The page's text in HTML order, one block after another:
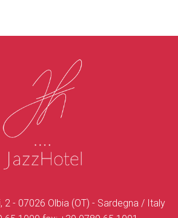
2 - 07026 Olbia (OT) - Sardegna / Italy